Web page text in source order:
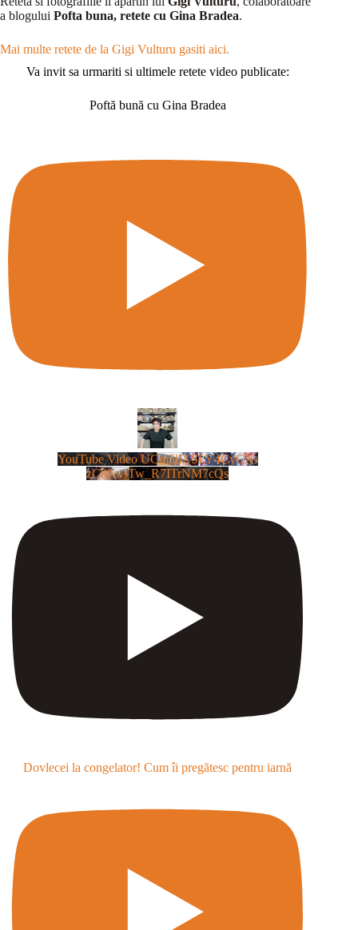
a blogului Pofta buna, retete cu Gina Bradea.
Mai multe retete de la Gigi Vulturu gasiti aici.
Va invit sa urmariti si ultimele retete video publicate:
Poftă bună cu Gina Bradea
YouTube Video UCm5llXSLY4CyCX-
zC8XosTw_R7ITrNM7cQs
Dovlecei la congelator! Cum îi pregătesc pentru iarnă